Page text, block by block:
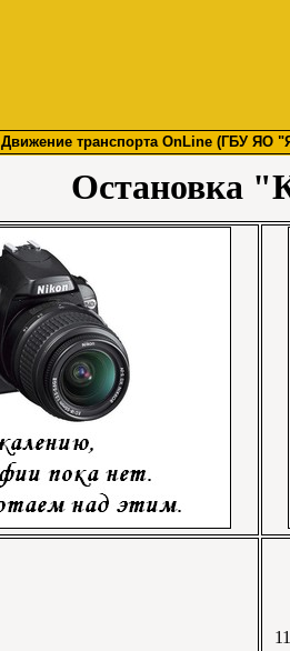
Движение транспорта OnLine (ГБУ ЯО
Остановка